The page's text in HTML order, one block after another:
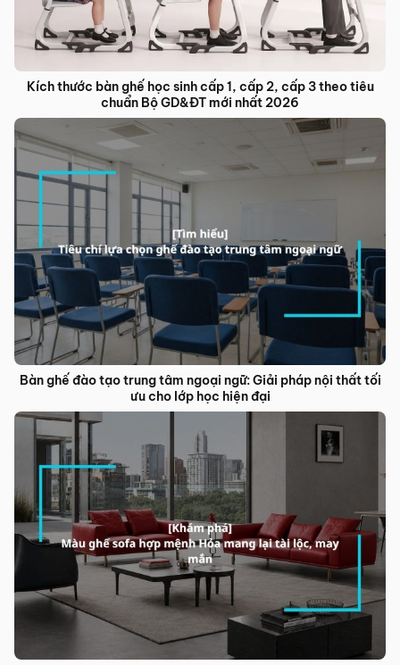
Kích thước bàn ghế học sinh cấp 1, cấp 2, cấp 3 theo tiêu
chuẩn Bộ GD&ĐT mới nhất 2026
Bàn ghế đào tạo trung tâm ngoại ngữ: Giải pháp nội thất tối
ưu cho lớp học hiện đại